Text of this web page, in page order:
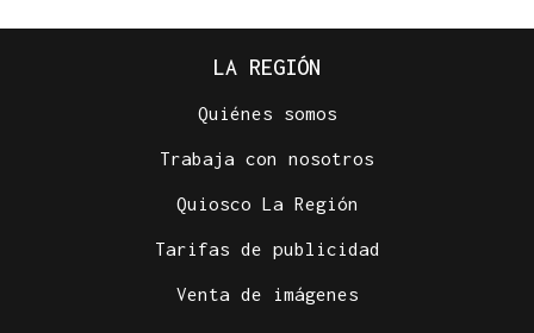
LA REGIÓN
Quiénes somos
Trabaja con nosotros
Quiosco La Región
Tarifas de publicidad
Venta de imágenes